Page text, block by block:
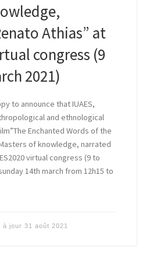
Athias” at
congress (9
2021)
to announce that IUAES,
and ethnological
Enchanted Words of the
of knowledge, narrated
virtual congress (9 to
14th march from 12h15 to
à jour 31 août 2021